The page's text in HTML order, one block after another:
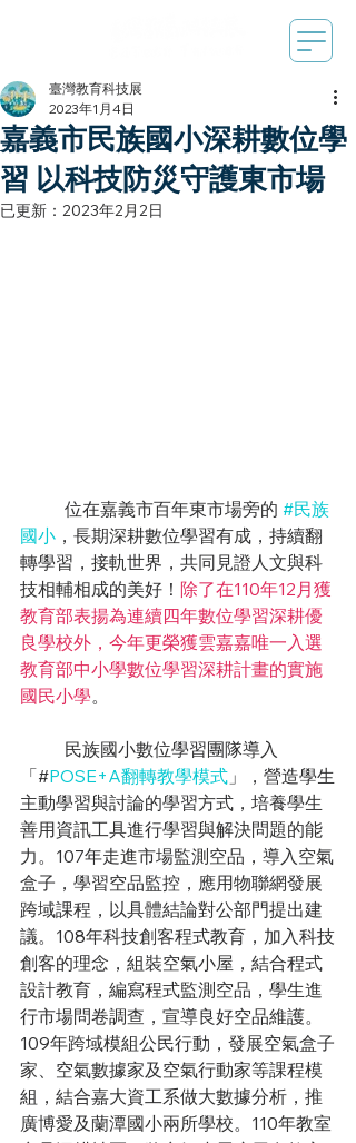
嘉義市民族國小深耕數位學
習 以科技防災守護東市場
臺灣教育科技展
2023年1月4日
已更新： 2023年2月2日
位在嘉義市百年東市場旁的 #民族
國小 ，長期深耕數位學習有成，持續翻
轉學習，接軌世界，共同見證人文與科
技相輔相成的美好！ 除了在110年12月獲
教育部表揚為連續四年數位學習深耕優
良學校外，今年更榮獲雲嘉嘉唯一入選
教育部中小學數位學習深耕計畫的實施
國民小學。
「#POSE+A翻轉教學模式 」，營造學生
主動學習與討論的學習方式，培養學生
善用資訊工具進行學習與解決問題的能
力。107年走進市場監測空品，導入空氣
盒子，學習空品監控，應用物聯網發展
跨域課程，以具體結論對公部門提出建
議。108年科技創客程式教育，加入科技
創客的理念，組裝空氣小屋，結合程式
設計教育，編寫程式監測空品，學生進
行市場問卷調查，宣導良好空品維護。
109年跨域模組公民行動，發展空氣盒子
家、空氣數據家及空氣行動家等課程模
組，結合嘉大資工系做大數據分析，推
廣博愛及蘭潭國小兩所學校。110年教室